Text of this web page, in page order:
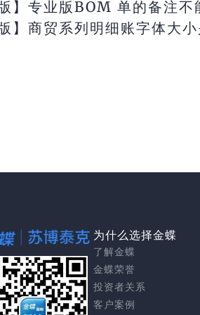
版】专业版BOM 单的备注
版】商贸系列明细账字体大
为什么选择金蝶
了解金蝶
金蝶荣誉
投资者关系
客户案例